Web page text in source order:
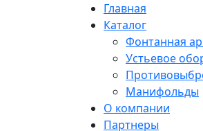
Главная
Каталог
Фонтанная
Устьевое
Манифольды
О компании
Партнеры